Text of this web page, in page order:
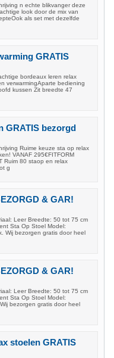
n echte blikvanger deze
look door de mix van
als set met dezelfde
GRATIS
bordeaux leren relax
verwarmingAparte bediening
kussen Zit breedte 47
GRATIS bezorgd
Ruime keuze sta op relax
VANAF 295€FITFORM
Ruim 80 staop en relax
g
& GAR!
Leer Breedte: 50 tot 75 cm
Sta Op Stoel Model:
Wij bezorgen gratis door heel
& GAR!
Leer Breedte: 50 tot 75 cm
Sta Op Stoel Model:
bezorgen gratis door heel
stoelen GRATIS